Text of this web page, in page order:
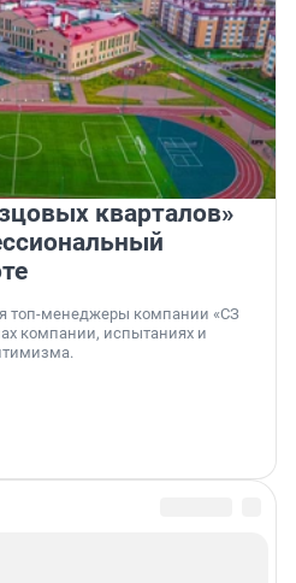
кварталов»
топ-менеджеры компании «СЗ
компании, испытаниях и